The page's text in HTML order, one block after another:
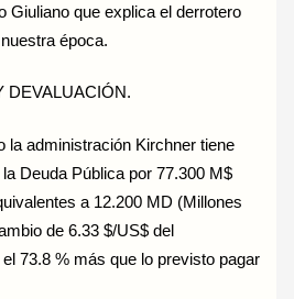
Giuliano que explica el derrotero
época.
DEVALUACIÓN.
la administración Kirchner tiene
Deuda Pública por 77.300 M$
a 12.200 MD (Millones
de 6.33 $/US$ del
73.8 % más que lo previsto pagar